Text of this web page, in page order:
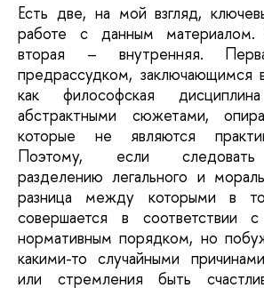
Есть две, на мой взгляд,
работе с данным
вторая – внутренняя.
предрассудком, заключающимся
как философская
абстрактными сюжетами,
которые не являются
Поэтому, если следовать
разделению легального и
разница между которыми в
совершается в соответствии
нормативным порядком, но
какими-то случайными
или стремления быть